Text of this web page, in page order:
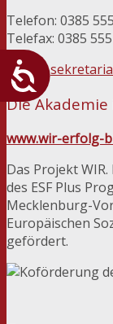
Telefon: 0385
Telefax: 0385
E-Mail:
Die
www.wir-erfolg-
Das Projekt
des ESF Plus
Mecklenburg-
Europäischen
gefördert.